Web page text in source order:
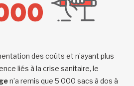
des coûts et n’ayant plus
liés à la crise sanitaire, le
n’a remis que 5 000 sacs à dos à